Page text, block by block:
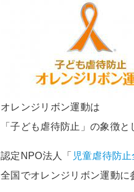
オレンジリボン運動は
「子ども虐待防止」の象徴
認定NPO法人「 児童虐待防
全国でオレンジリボン運動に